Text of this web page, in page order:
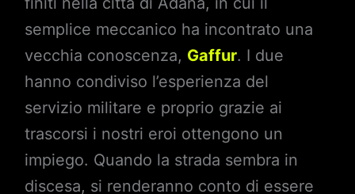
semplice meccanico ha incontrato una
vecchia conoscenza, Gaffur. I due
hanno condiviso l’esperienza del
servizio militare e proprio grazie ai
trascorsi i nostri eroi ottengono un
impiego. Quando la strada sembra in
discesa, si renderanno conto di essere